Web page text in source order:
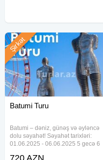
Batumi Turu
Batumi – dəniz, günəş və əyləncə
dolu səyahət! Səyahət tarixləri:
01.06.2025 - 06.06.2025 5 gecə 6
Şirkət